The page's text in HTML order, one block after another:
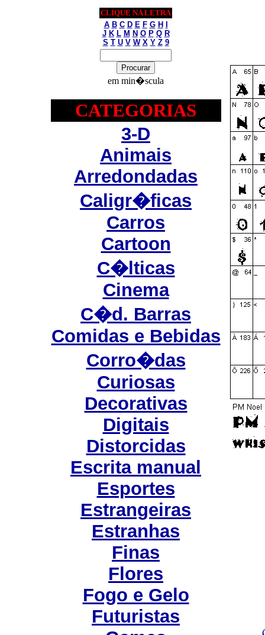
CLIQUE NA LETRA
A B C D E F G H
J K L M N O P Q R
S T U V W X Y Z 9
em min�scula
CATEGORIAS
3-D
Animais
Arredondadas
Caligr�ficas
Carros
Cartoon
C�lticas
Cinema
C�d. Barras
Comidas e Bebidas
Corro�das
Curiosas
Decorativas
Digitais
Distorcidas
Escrita manual
Esportes
Estrangeiras
Estranhas
Finas
Flores
Fogo e Gelo
Futuristas